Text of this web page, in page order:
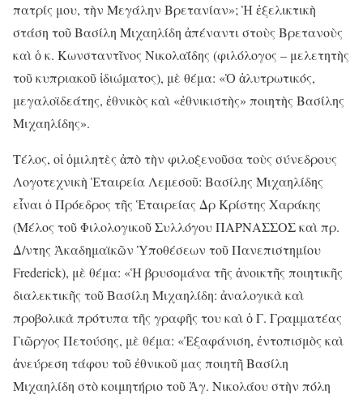
πατρίς μου, τὴν Μεγάλην Βρετανίαν»; Ἡ ἐξελικτικὴ
στάση τοῦ Βασίλη Μιχαηλίδη ἀπέναντι στοὺς Βρετανοὺς
καὶ ὁ κ. Κωνσταντῖνος Νικολαΐδης (φιλόλογος – μελετητὴς
τοῦ κυπριακοῦ ἰδιώματος), μὲ θέμα: «Ὁ ἀλυτρωτικός,
μεγαλοϊδεάτης, ἐθνικὸς καὶ «ἐθνικιστὴς» ποιητὴς Βασίλης
Μιχαηλίδης».
Τέλος, οἱ ὁμιλητὲς ἀπὸ τὴν φιλοξενοῦσα τοὺς σύνεδρους
Λογοτεχνικὴ Ἑταιρεία Λεμεσοῦ: Βασίλης Μιχαηλίδης
εἶναι ὁ Πρόεδρος τῆς Ἑταιρείας Δρ Κρίστης Χαράκης
(Μέλος τοῦ Φιλολογικοῦ Συλλόγου ΠΑΡΝΑΣΣΟΣ καὶ πρ.
Δ/ντης Ἀκαδημαϊκῶν Ὑποθέσεων τοῦ Πανεπιστημίου
Frederick), μὲ θέμα: «Ἡ βρυσομάνα τῆς ἀνοικτῆς ποιητικῆς
διαλεκτικῆς τοῦ Βασίλη Μιχαηλίδη: ἀναλογικὰ καὶ
προβολικὰ πρότυπα τῆς γραφῆς του καὶ ὁ Γ. Γραμματέας
Γιῶργος Πετούσης, μὲ θέμα: «Ἐξαφάνιση, ἐντοπισμὸς καὶ
ἀνεύρεση τάφου τοῦ ἐθνικοῦ μας ποιητῆ Βασίλη
Μιχαηλίδη στὸ κοιμητήριο τοῦ Ἁγ. Νικολάου στὴν πόλη